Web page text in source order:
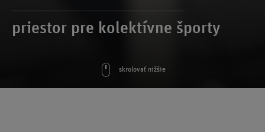
priestor pre kolektívne športy
skrolovať nižšie